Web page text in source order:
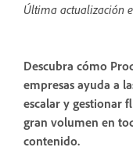
Última actualización
Descubra cómo
empresas ayuda a
escalar y gestionar
gran volumen en
contenido.